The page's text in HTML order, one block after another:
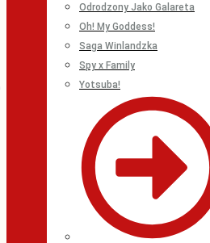
Odrodzony Jako Galareta
Oh! My Goddess!
Saga Winlandzka
Spy x Family
Yotsuba!